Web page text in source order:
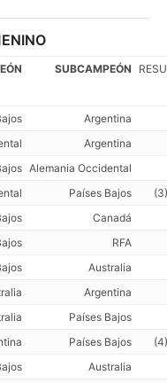
SUBCAMPEÓN
Argentina
Argentina
Alemania Occidental
Países Bajos
Canadá
RFA
Australia
Argentina
Países Bajos
Países Bajos
Australia